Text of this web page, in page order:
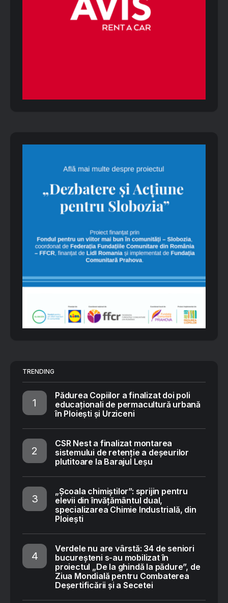
TRENDING
Pădurea Copiilor a finalizat doi poli
educaționali de permacultură urbană
în Ploiești și Urziceni
CSR Nest a finalizat montarea
sistemului de retenție a deșeurilor
plutitoare la Barajul Leșu
„Școala chimiștilor”: sprijin pentru
elevii din învățământul dual,
specializarea Chimie Industrială, din
Ploiești
Verdele nu are vârstă: 34 de seniori
bucureșteni s-au mobilizat în
proiectul „De la ghindă la pădure”, de
Ziua Mondială pentru Combaterea
Deșertificării și a Secetei